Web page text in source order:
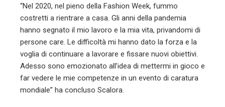
“Nel 2020, nel pieno della Fashion Week, fummo
costretti a rientrare a casa. Gli anni della pandemia
hanno segnato il mio lavoro e la mia vita, privandomi di
persone care. Le difficoltà mi hanno dato la forza e la
voglia di continuare a lavorare e fissare nuovi obiettivi.
Adesso sono emozionato all’idea di mettermi in gioco e
far vedere le mie competenze in un evento di caratura
mondiale” ha concluso Scalora.